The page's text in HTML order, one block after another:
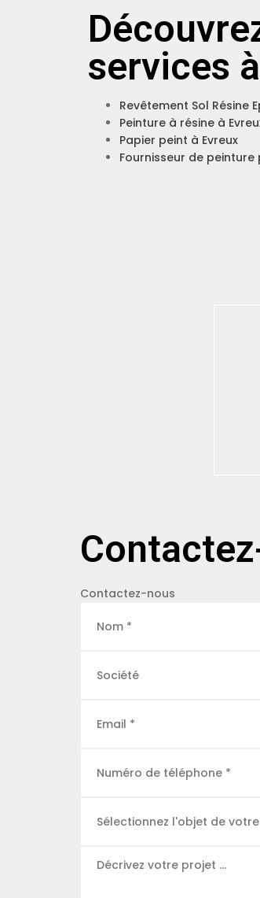
services
Revêtement Sol Résine
Peinture à résine à
Papier peint à Evreux
Fournisseur de
Contactez-nous